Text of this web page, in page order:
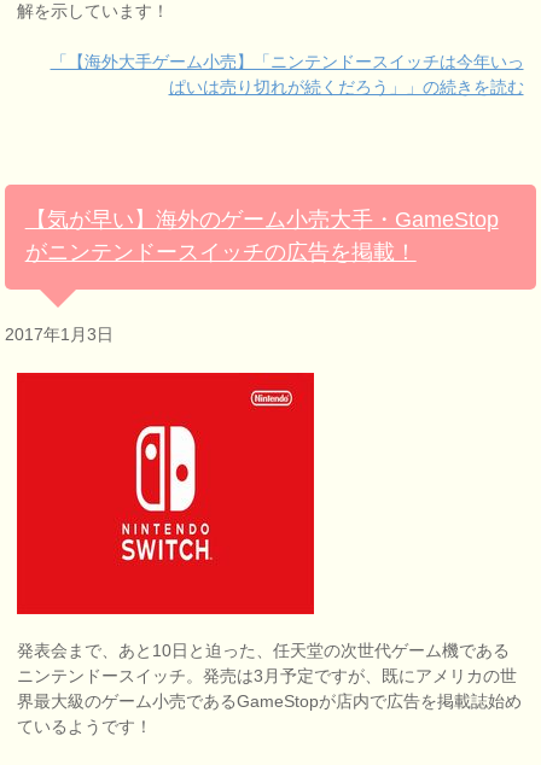
解を示しています！
「【海外大手ゲーム小売】「ニンテンドースイッチは今年いっ
ぱいは売り切れが続くだろう」」の続きを読む
【気が早い】海外のゲーム小売大手・GameStop
がニンテンドースイッチの広告を掲載！
2017年1月3日
発表会まで、あと10日と迫った、任天堂の次世代ゲーム機である
ニンテンドースイッチ。発売は3月予定ですが、既にアメリカの世
界最大級のゲーム小売であるGameStopが店内で広告を掲載誌始め
ているようです！